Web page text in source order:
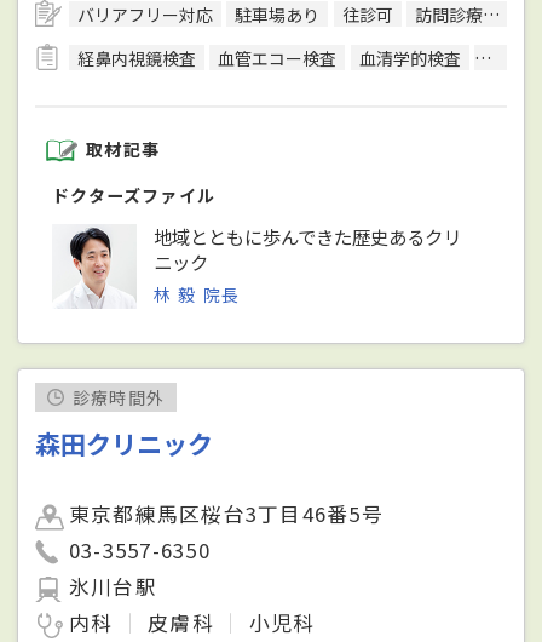
バリアフリー対応 駐車場あり 往診可 訪問診療可
経鼻内視鏡検査
血管エコー検査 血清学的検査 呼吸機
取材記事
ドクターズファイル
地域とともに歩んできた歴史あるクリ
ニック
林 毅 院長
診療時間外
森田クリニック
東京都練馬区桜台3丁目46番5号
03-3557-6350
氷川台駅
内科
皮膚科 小児科